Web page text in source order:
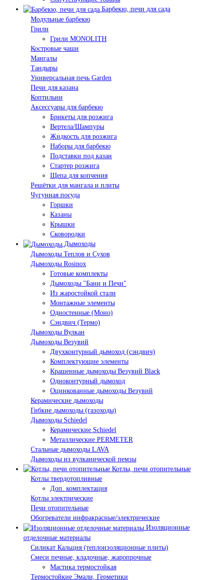
Барбекю, печи для сада
Модульные барбекю
Грили
Грили MONOLITH
Костровые чаши
Мангалы
Тандыры
Универсальная печь Garden
Печи для казана
Коптильни
Аксессуары для барбекю
Брикеты для розжига
Вертела/Шампуры
Жидкость для розжига
Наборы для барбекю
Подставки под казан
Стартер розжига
Щепа для копчения
Решётки для мангала и плиты
Чугунная посуда
Горшки
Казаны
Крышки
Сковородки
Дымоходы
Дымоходы Теплов и Сухов
Дымоходы Rosinox
Готовые комплекты
Дымоходы "Бани и Печи"
Из жаростойкой стали
Монтажные элементы
Одностенные (Моно)
Сэндвич (Термо)
Дымоходы Вулкан
Дымоходы Везувий
Двухконтурный дымоход (сэндвич)
Комплектующие элементы
Крашенные дымоходы Везувий Black
Одноконтурный дымоход
Оцинкованные дымоходы Везувий
Керамические дымоходы
Гибкие дымоходы (газоходы)
Дымоходы Schiedel
Керамические Schiedel
Металлические PERMETER
Стальные дымоходы LAVA
Дымоходы из вулканической пемзы
Котлы, печи отопительные
Котлы твердотопливные
Доп. комплектация
Котлы электрические
Печи отопительные
Обогреватели инфракрасные/электрические
Изоляционные
отделочные материалы
Силикат Кальция (теплоизоляционные плиты)
Смеси печные, кладочные, жаропрочные
Мастика термостойкая
Термостойкие Эмали, Герметики